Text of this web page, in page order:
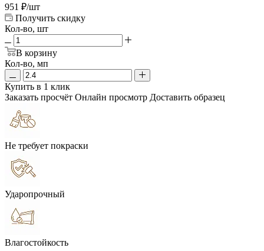
951 ₽/шт
Получить скидку
Кол-во, шт
В корзину
Кол-во, мп
Купить в 1 клик
Заказать просчёт Онлайн просмотр Доставить образец
Не требует покраски
Ударопрочный
Влагостойкость